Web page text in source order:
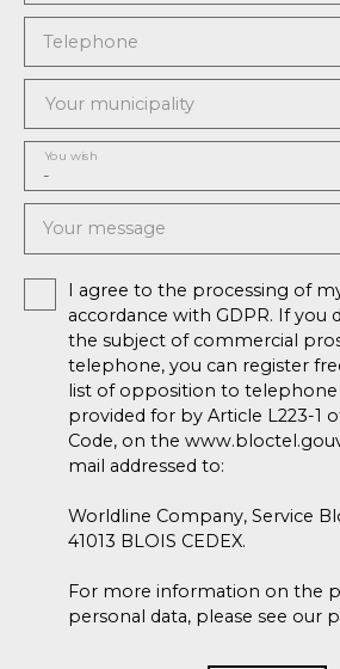
Telephone
Your municipality
-
You wish
Your message
I agree to the processing of
accordance with GDPR. If you
the subject of commercial
telephone, you can register
list of opposition to telephone
provided for by Article L223-1
Code, on the
mail addressed to:
Worldline Company, Service
41013 BLOIS CEDEX.
For more information on the
personal data, please see our